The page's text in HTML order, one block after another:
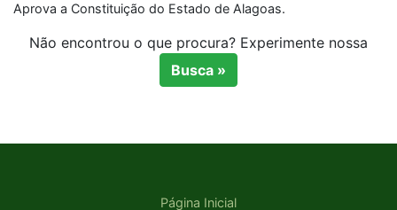
Aprova a Constituição do Estado de Alagoas.
Não encontrou o que procura? Experimente nossa
Busca »
Página Inicial